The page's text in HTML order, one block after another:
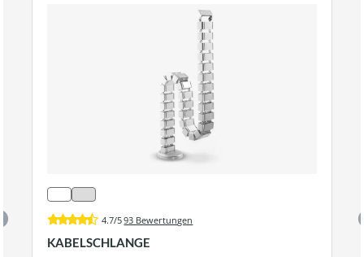
4.7/593 Bewertungen
KABELSCHLANGE